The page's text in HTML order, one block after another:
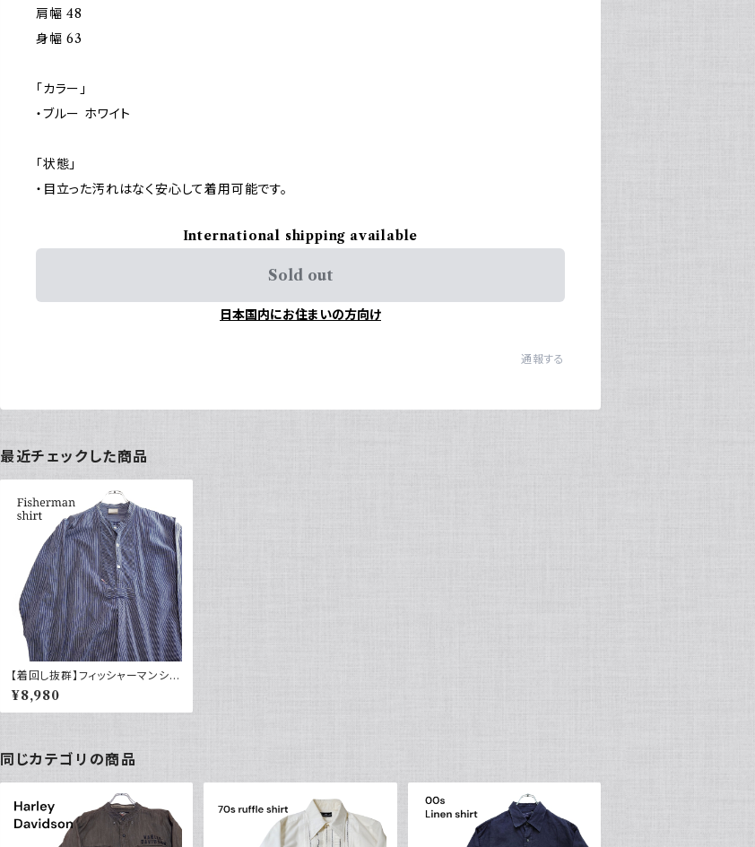
肩幅 48
身幅 63
「カラー」
・ブルー ホワイト
「状態」
・目立った汚れはなく安心して着用可能です。
International shipping available
Sold out
日本国内にお住まいの方向け
通報する
最近チェックした商品
【着回し抜群】フィッシャーマンシャ
ツ ストライプ プルオーバー moda
s
¥8,980
同じカテゴリの商品